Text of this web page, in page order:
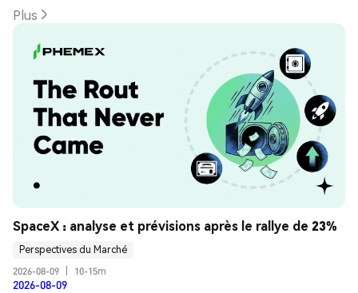
Plus
SpaceX : analyse et prévisions après le rallye de 23%
Perspectives du Marché
2026-08-09
10-15m
2026-08-09